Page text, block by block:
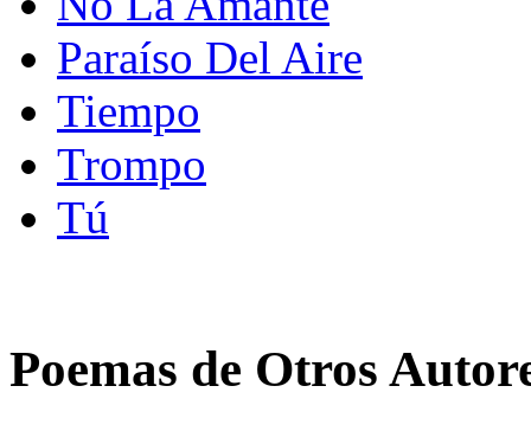
Paraíso Del Aire
Tiempo
Trompo
Tú
Poemas de Otros